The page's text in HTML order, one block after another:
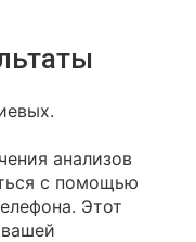
анализов
с помощью
Этот